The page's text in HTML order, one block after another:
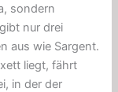
sondern
nur drei
aus wie Sargent.
liegt, fährt
in der der